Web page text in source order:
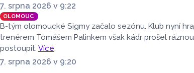
7. srpna 2026 v 9:22
OLOMOUC
B-tým olomoucké Sigmy začalo sezónu. Klub nyní
trenérem Tomášem Palinkem však kádr prošel
postoupit. Více.
7. srpna 2026 v 9:20